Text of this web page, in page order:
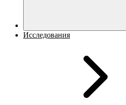
Исследования